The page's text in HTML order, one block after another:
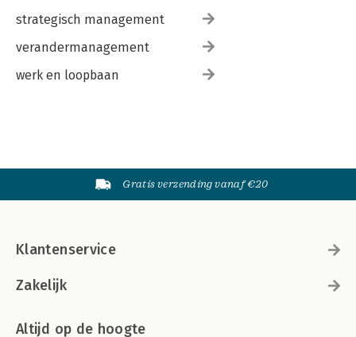
strategisch management
verandermanagement
werk en loopbaan
Gratis verzending vanaf €20
Klantenservice
Zakelijk
Altijd op de hoogte